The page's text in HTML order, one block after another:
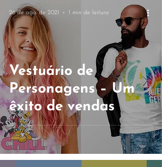
Vestuário de
Personagens – Um
êxito de vendas
26 de ago. de 2021 1 min de leitura